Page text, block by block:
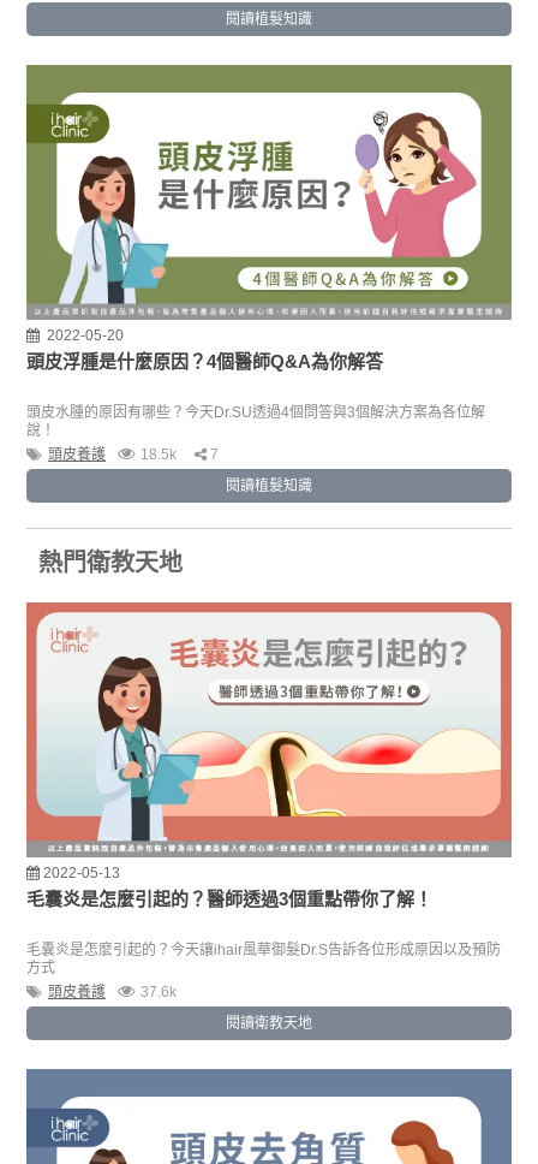
閱讀植髮知識
2022-05-20
頭皮浮腫是什麼原因？4個醫師Q&A為你解答
頭皮水腫的原因有哪些？今天Dr.SU透過4個問答與3個解決方案為各位解
說！
頭皮養護
18.5k
7
閱讀植髮知識
熱門衛教天地
2022-05-13
毛囊炎是怎麼引起的？醫師透過3個重點帶你了解！
毛囊炎是怎麼引起的？今天讓ihair風華御髮Dr.S告訴各位形成原因以及預防
方式
頭皮養護
37.6k
閱讀衛教天地